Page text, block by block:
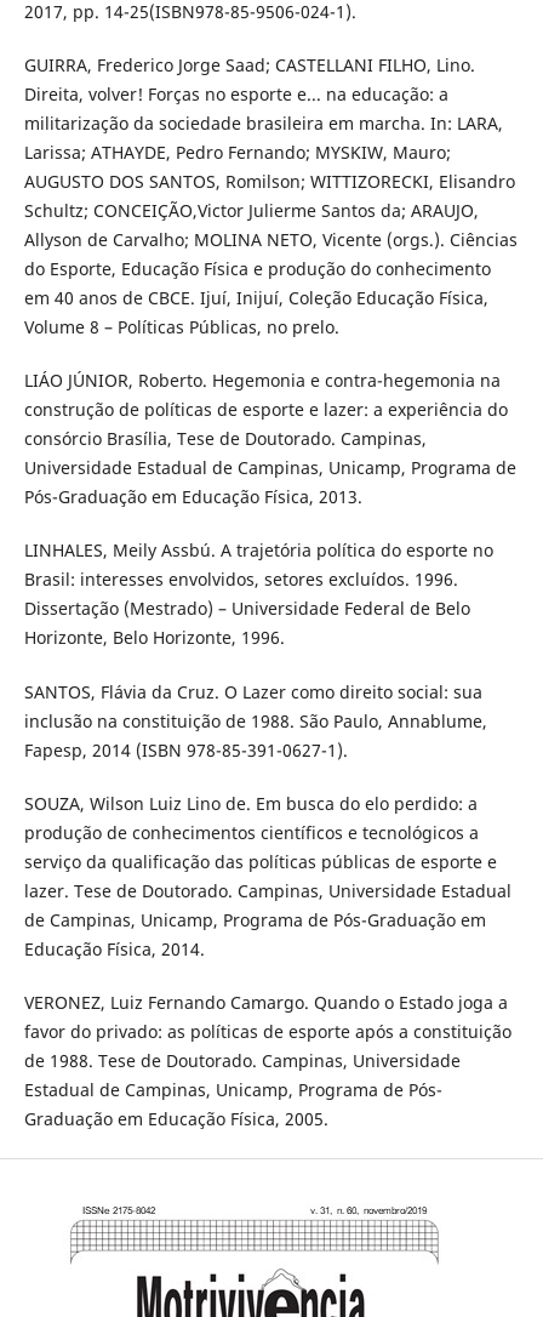
2017, pp. 14-25(ISBN978-85-9506-024-1).
GUIRRA, Frederico Jorge Saad; CASTELLANI FILHO, Lino.
Direita, volver! Forças no esporte e... na educação: a
militarização da sociedade brasileira em marcha. In: LARA,
Larissa; ATHAYDE, Pedro Fernando; MYSKIW, Mauro;
AUGUSTO DOS SANTOS, Romilson; WITTIZORECKI, Elisandro
Schultz; CONCEIÇÃO,Victor Julierme Santos da; ARAUJO,
Allyson de Carvalho; MOLINA NETO, Vicente (orgs.). Ciências
do Esporte, Educação Física e produção do conhecimento
em 40 anos de CBCE. Ijuí, Inijuí, Coleção Educação Física,
Volume 8 – Políticas Públicas, no prelo.
LIÁO JÚNIOR, Roberto. Hegemonia e contra-hegemonia na
construção de políticas de esporte e lazer: a experiência do
consórcio Brasília, Tese de Doutorado. Campinas,
Universidade Estadual de Campinas, Unicamp, Programa de
Pós-Graduação em Educação Física, 2013.
LINHALES, Meily Assbú. A trajetória política do esporte no
Brasil: interesses envolvidos, setores excluídos. 1996.
Dissertação (Mestrado) – Universidade Federal de Belo
Horizonte, Belo Horizonte, 1996.
SANTOS, Flávia da Cruz. O Lazer como direito social: sua
inclusão na constituição de 1988. São Paulo, Annablume,
Fapesp, 2014 (ISBN 978-85-391-0627-1).
SOUZA, Wilson Luiz Lino de. Em busca do elo perdido: a
produção de conhecimentos científicos e tecnológicos a
serviço da qualificação das políticas públicas de esporte e
lazer. Tese de Doutorado. Campinas, Universidade Estadual
de Campinas, Unicamp, Programa de Pós-Graduação em
Educação Física, 2014.
VERONEZ, Luiz Fernando Camargo. Quando o Estado joga a
favor do privado: as políticas de esporte após a constituição
de 1988. Tese de Doutorado. Campinas, Universidade
Estadual de Campinas, Unicamp, Programa de Pós-
Graduação em Educação Física, 2005.